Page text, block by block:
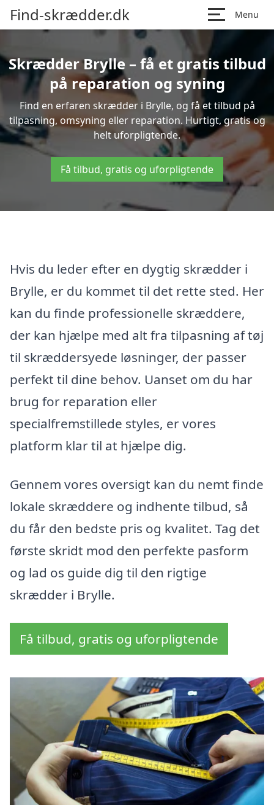
Find-skrædder.dk Menu
Skrædder Brylle – få et gratis tilbud
på reparation og syning
Find en erfaren skrædder i Brylle, og få et tilbud på
tilpasning, omsyning eller reparation. Hurtigt, gratis og
helt uforpligtende.
Få tilbud, gratis og uforpligtende
Hvis du leder efter en dygtig skrædder i
Brylle, er du kommet til det rette sted. Her
kan du finde professionelle skræddere,
der kan hjælpe med alt fra tilpasning af tøj
til skræddersyede løsninger, der passer
perfekt til dine behov. Uanset om du har
brug for reparation eller
specialfremstillede styles, er vores
platform klar til at hjælpe dig.
Gennem vores oversigt kan du nemt finde
lokale skræddere og indhente tilbud, så
du får den bedste pris og kvalitet. Tag det
første skridt mod den perfekte pasform
og lad os guide dig til den rigtige
skrædder i Brylle.
Få tilbud, gratis og uforpligtende